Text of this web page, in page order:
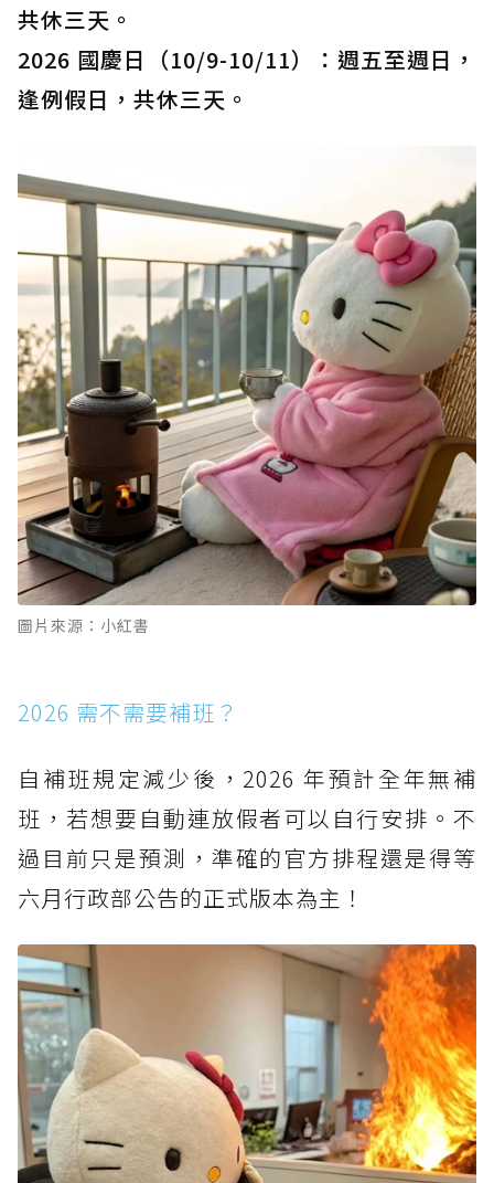
共休三天。
2026 國慶日（10/9-10/11）：週五至週日，
逢例假日，共休三天。
圖片來源：小紅書
2026 需不需要補班？
自補班規定減少後，2026 年預計全年無補
班，若想要自動連放假者可以自行安排。不
過目前只是預測，準確的官方排程還是得等
六月行政部公告的正式版本為主！